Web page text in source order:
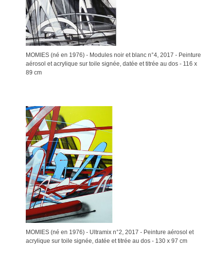
MOMIES (né en 1976) - Modules noir et blanc n°4, 2017 - Peinture
aérosol et acrylique sur toile signée, datée et titrée au dos - 116 x
89 cm
MOMIES (né en 1976) - Ultramix n°2, 2017 - Peinture aérosol et
acrylique sur toile signée, datée et titrée au dos - 130 x 97 cm